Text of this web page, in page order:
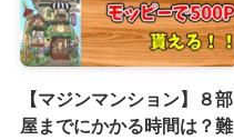
【マジンマンション】８部
屋までにかかる時間は？難